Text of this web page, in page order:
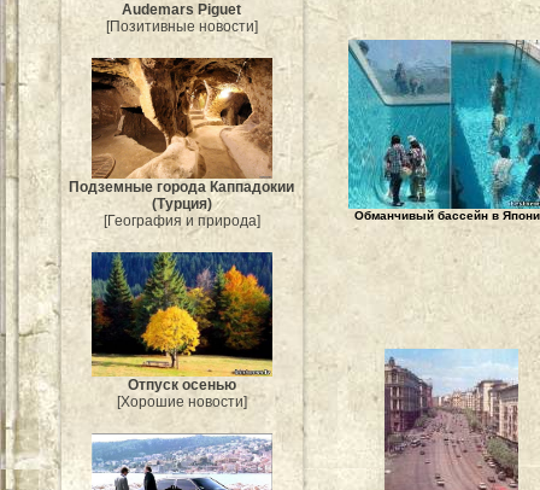
Audemars Piguet
[Позитивные новости]
Подземные города Каппадокии
(Турция)
[География и природа]
Отпуск осенью
[Хорошие новости]
Обманчивый бассейн в